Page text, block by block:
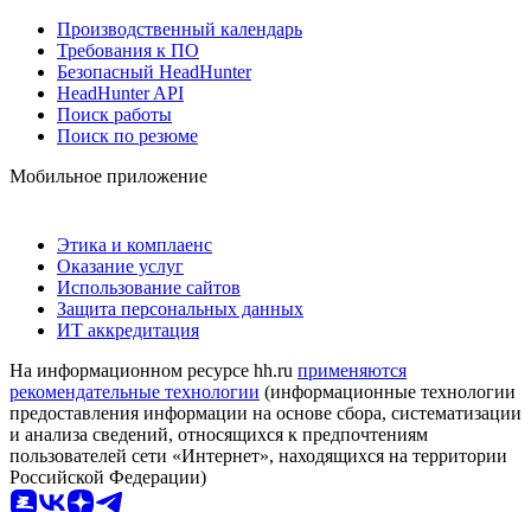
Производственный календарь
Требования к ПО
Безопасный HeadHunter
HeadHunter API
Поиск работы
Поиск по резюме
Мобильное приложение
Этика и комплаенс
Оказание услуг
Использование сайтов
Защита персональных данных
ИТ аккредитация
На информационном ресурсе hh.ru применяются
рекомендательные технологии (информационные технологии
предоставления информации на основе сбора, систематизации
и анализа сведений, относящихся к предпочтениям
пользователей сети «Интернет», находящихся на территории
Российской Федерации)